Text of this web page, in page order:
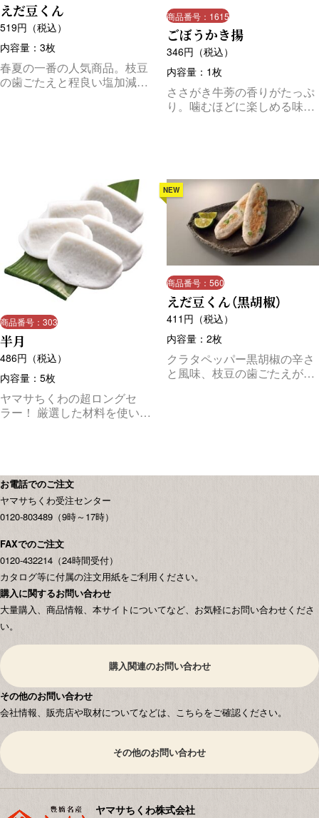
えだ豆くん
519円（税込）
内容量：3枚
春夏の一番の人気商品。枝豆
の歯ごたえと程良い塩加減の
商品番号：1615
ごぼうかき揚
346円（税込）
内容量：1枚
ささがき牛蒡の香りがたっぷ
り。噛むほどに楽しめる味わ
商品番号：303
半月
486円（税込）
内容量：5枚
ヤマサちくわの超ロングセ
ラー！ 厳選した材料を使い、
しくお召し上がりいただけま
す。
NEW
商品番号：560
えだ豆くん（黒胡椒）
411 円（税込）
内容量：2枚
クラタペッパー黒胡椒の辛さ
と風味、枝豆の歯ごたえが楽
お電話でのご注文
ヤマサちくわ受注センター
0120-803489（9時～17時）
FAXでのご注文
0120-432214（24時間受付）
カタログ等に付属の注文用紙をご利用ください。
購入に関するお問い合わせ
大量購入、商品情報、本サイトについてなど、お気軽にお問い合わせくださ
い。
購入関連のお問い合わせ
その他のお問い合わせ
会社情報、販売店や取材についてなどは、こちらをご確認ください。
その他のお問い合わせ
ヤマサちくわ株式会社